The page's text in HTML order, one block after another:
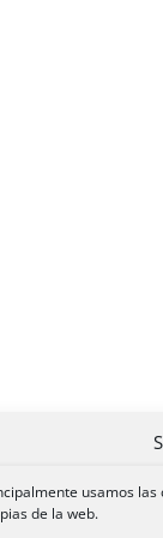
usamos
de la web.